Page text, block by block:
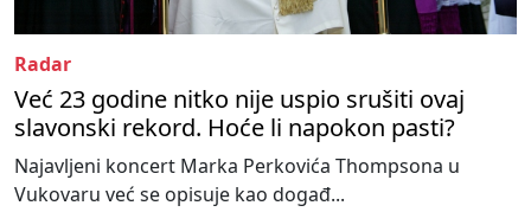
Radar
Već 23 godine nitko nije uspio srušiti ovaj
slavonski rekord. Hoće li napokon pasti?
Najavljeni koncert Marka Perkovića Thompsona u
Vukovaru već se opisuje kao događ...